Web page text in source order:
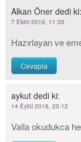
Alkan Öner dedi ki:
7 Ekim 2016, 11:35
Hazırlayan ve
Cevapla
aykut dedi ki:
14 Eylül 2016, 20:12
Valla okudukca